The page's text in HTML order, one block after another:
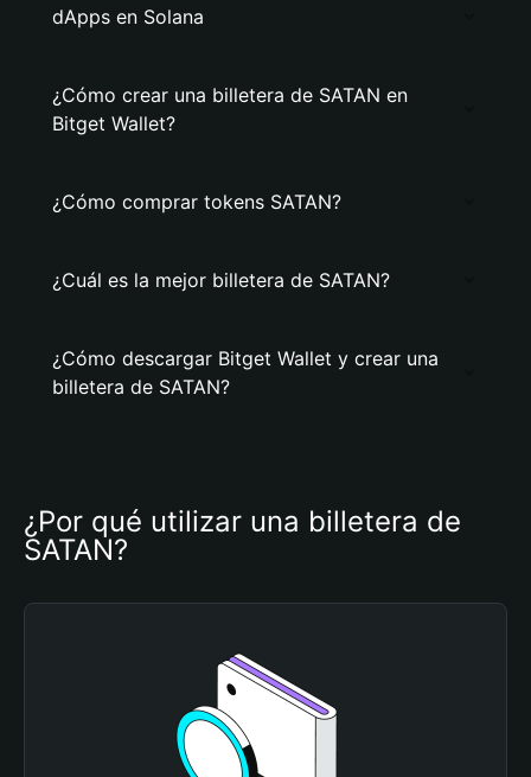
dApps en Solana
¿Cómo crear una billetera de SATAN en
Bitget Wallet?
¿Cómo comprar tokens SATAN?
¿Cuál es la mejor billetera de SATAN?
¿Cómo descargar Bitget Wallet y crear una
billetera de SATAN?
¿Por qué utilizar una billetera de
SATAN?